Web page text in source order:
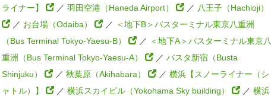
ライナー】
／ 羽田空港（Haneda Airport） ／ 八王子（Hachioji）
／ お台場（Odaiba） ／ ＜地下B＞バスターミナル東京八重洲
（Bus Terminal Tokyo-Yaesu-B）
／ ＜地下A＞バスターミナル東京八
重洲（Bus Terminal Tokyo-Yaesu-A）
／ バスタ新宿（Busta
Shinjuku）
／ 秋葉原（Akihabara） ／ 横浜【スノーライナー（シ
ャトル）】
／ 横浜スカイビル（Yokohama Sky building） ／ 横浜